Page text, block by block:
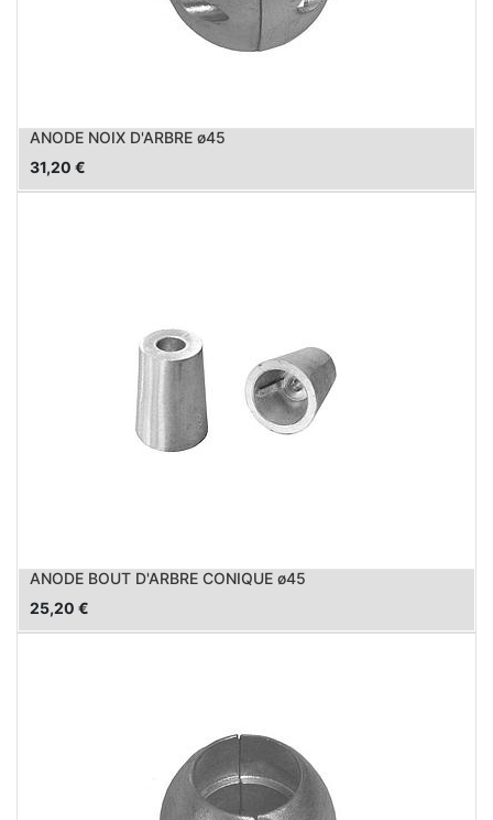
ANODE NOIX D'ARBRE ø45
31,20 €
ANODE BOUT D'ARBRE CONIQUE ø45
25,20 €